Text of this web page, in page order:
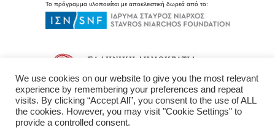
Το πρόγραμμα υλοποιείται με αποκλειστική δωρεά από το:
We use cookies on our website to give you the most relevant
experience by remembering your preferences and repeat
visits. By clicking “Accept All”, you consent to the use of ALL
the cookies. However, you may visit "Cookie Settings" to
provide a controlled consent.